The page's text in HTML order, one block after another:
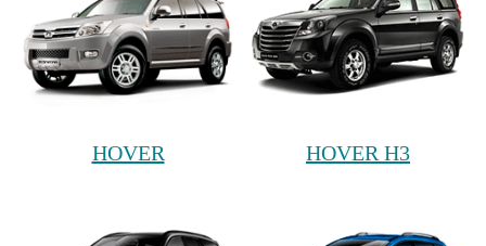
HOVER HOVER H3